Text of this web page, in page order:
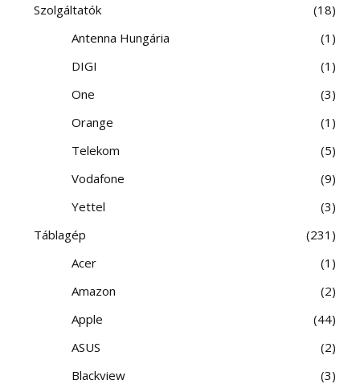
Szolgáltatók
18
Antenna Hungária
1
DIGI
1
One
3
Orange
1
Telekom
5
Vodafone
9
Yettel
3
Táblagép
231
Acer
1
Amazon
2
Apple
44
ASUS
2
Blackview
3